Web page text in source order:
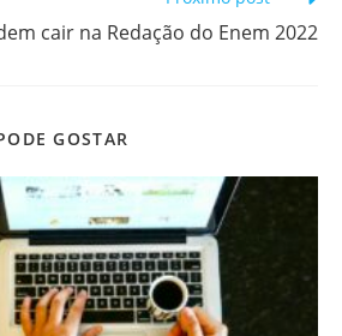
cair na Redação do Enem 2022
GOSTAR